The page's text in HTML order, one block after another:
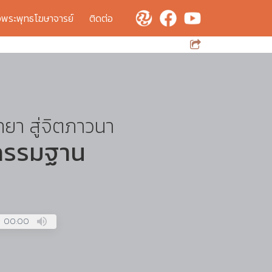
ระพุทธโฆษาจารย์
ติดต่อ
า สู่จิตภาวนา
รมฐาน
00:00